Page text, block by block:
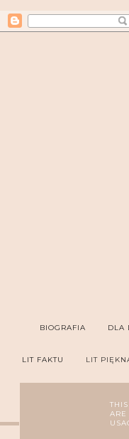
BIOGRAFIA DLA
LIT FAKTU LIT
ARE